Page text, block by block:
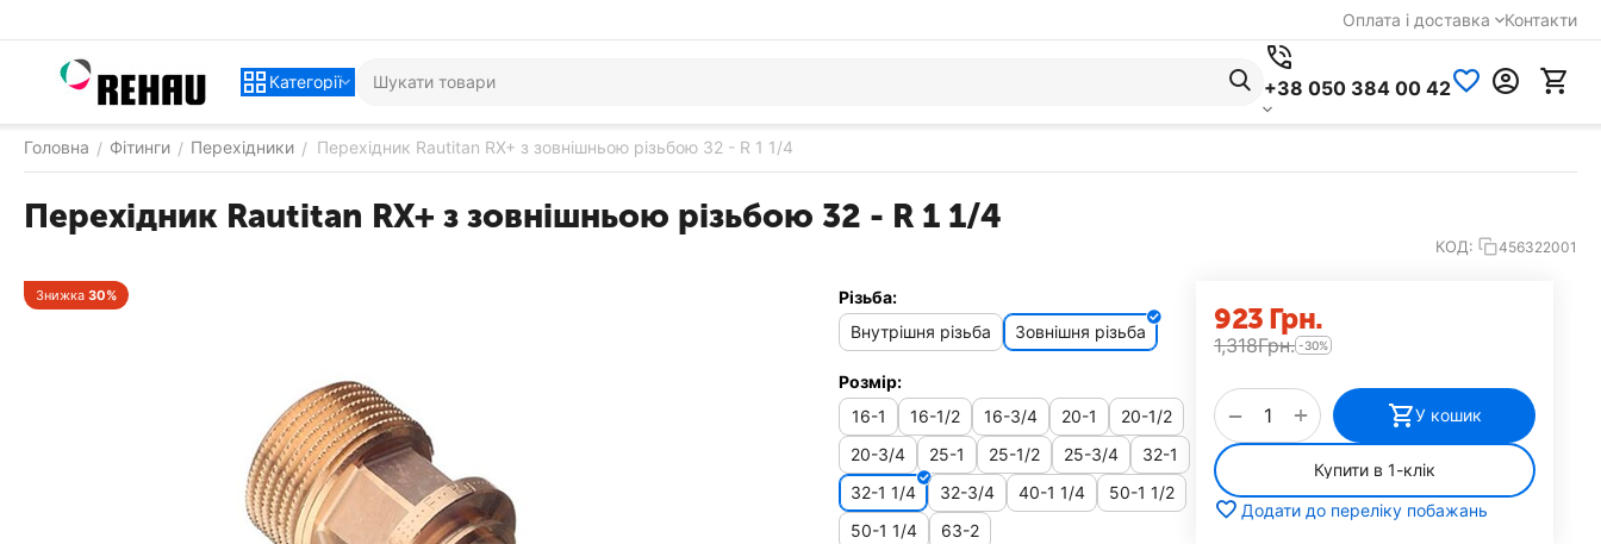
Оплата і доставка Контакти
Категорії +38 050 384 00 42
Головна / Фітинги / Перехідники / Перехідник Rautitan RX+ з зовнішньою різьбою 32 - R 1 1/4
Перехідник Rautitan RX+ з зовнішньою різьбою 32 - R 1 1/4
КОД: 456322001
Знижка 30%
Різьба:
Внутрішня різьба
Зовнішня різьба
Розмір:
16-1
16-1/2 16-3/4 20-1
20-1/2
20-3/4
25-1 25-1/2 25-3/4
32-1
32-1 1/4
32-3/4 40-1 1/4
50-1 1/2
50-1 1/4
63-2
‍923‍ Грн.
1,318Грн. -30%
+
− У кошик
Купити в 1-клік
Додати до переліку побажань